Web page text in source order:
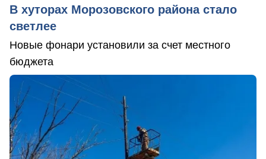
В хуторах Морозовского района стало
светлее
Новые фонари установили за счет местного
бюджета